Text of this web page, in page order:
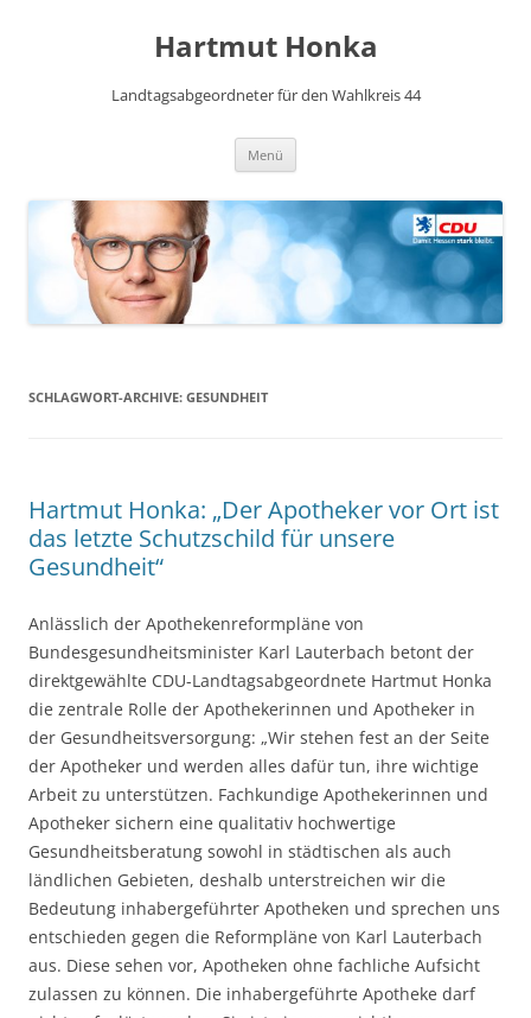
Hartmut Honka
Landtagsabgeordneter für den Wahlkreis 44
Menü
SCHLAGWORT-ARCHIVE: GESUNDHEIT
Hartmut Honka: „Der Apotheker vor Ort ist
das letzte Schutzschild für unsere
Gesundheit“
Anlässlich der Apothekenreformpläne von
Bundesgesundheitsminister Karl Lauterbach betont der
direktgewählte CDU-Landtagsabgeordnete Hartmut Honka
die zentrale Rolle der Apothekerinnen und Apotheker in
der Gesundheitsversorgung: „Wir stehen fest an der Seite
der Apotheker und werden alles dafür tun, ihre wichtige
Arbeit zu unterstützen. Fachkundige Apothekerinnen und
Apotheker sichern eine qualitativ hochwertige
Gesundheitsberatung sowohl in städtischen als auch
ländlichen Gebieten, deshalb unterstreichen wir die
Bedeutung inhabergeführter Apotheken und sprechen uns
entschieden gegen die Reformpläne von Karl Lauterbach
aus. Diese sehen vor, Apotheken ohne fachliche Aufsicht
zulassen zu können. Die inhabergeführte Apotheke darf